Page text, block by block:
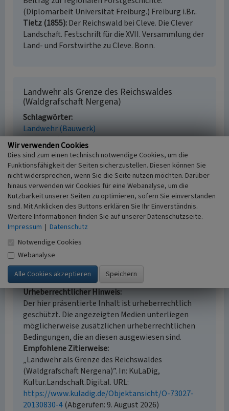
(Diplomarbeit Universität Freiburg.) Freiburg i.Br..
Tietz (1855) Der Reichswald bei Cleve. Die Clever
Landschaft. Festschrift für die XVII. Versammlung der
Land- und Forstwirthe zu Cleve. Bonn.
Landwehr als Grenze des Reichswaldes
(Waldgrafschaft Nergena)
Schlagwörter
Landwehr (Bauwerk)
Fachsicht(en)
Kulturlandschaftspflege, Landeskunde
Erfassungsmaßstab
i.d.R. 1:5.000 (größer als 1:20.000)
Erfassungsmethode
Auswertung historischer Schriften, Auswertung
historischer Karten, Auswertung historischer Fotos
Historischer Zeitraum
Beginn 1000 bis 1300
Empfohlene Zitierweise
Urheberrechtlicher Hinweis
Der hier präsentierte Inhalt ist urheberrechtlich
geschützt. Die angezeigten Medien unterliegen
möglicherweise zusätzlichen urheberrechtlichen
Bedingungen, die an diesen ausgewiesen sind.
Empfohlene Zitierweise
„Landwehr als Grenze des Reichswaldes
(Waldgrafschaft Nergena)”. In: KuLaDig,
Kultur.Landschaft.Digital. URL:
https://www.kuladig.de/Objektansicht/O-73027-
20130830-4(Abgerufen: 9. August 2026)
Wir verwenden Cookies
Dies sind zum einen technisch notwendige Cookies, um die
Funktionsfähigkeit der Seiten sicherzustellen. Diesen können Sie
nicht widersprechen, wenn Sie die Seite nutzen möchten. Darüber
hinaus verwenden wir Cookies für eine Webanalyse, um die
Nutzbarkeit unserer Seiten zu optimieren, sofern Sie einverstanden
sind. Mit Anklicken des Buttons erklären Sie Ihr Einverständnis.
Weitere Informationen finden Sie auf unserer Datenschutzseite.
Impressum | Datenschutz
Notwendige Cookies
Webanalyse